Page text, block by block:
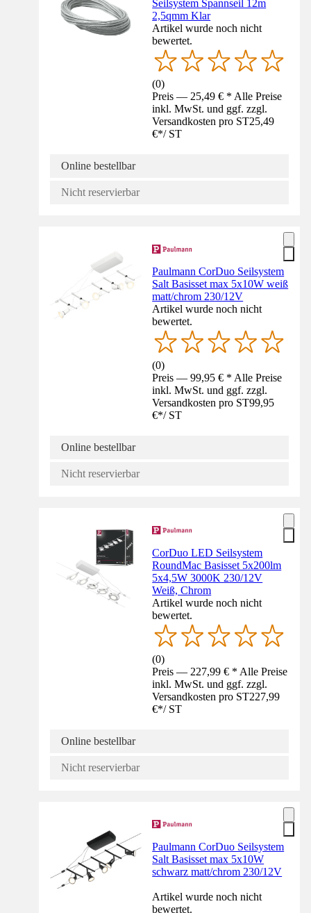
Seilsystem Spannseil 12m
2,5qmm Klar
Artikel wurde noch nicht
bewertet.
(0)
Preis — 25,49 € * Alle Preise
inkl. MwSt. und ggf. zzgl.
Versandkosten pro ST25,49
€*/ ST
Online bestellbar
Nicht reservierbar
Paulmann CorDuo Seilsystem
Salt Basisset max 5x10W weiß
matt/chrom 230/12V
Artikel wurde noch nicht
bewertet.
(0)
Preis — 99,95 € * Alle Preise
inkl. MwSt. und ggf. zzgl.
Versandkosten pro ST99,95
€*/ ST
Online bestellbar
Nicht reservierbar
CorDuo LED Seilsystem
RoundMac Basisset 5x200lm
5x4,5W 3000K 230/12V
Weiß, Chrom
Artikel wurde noch nicht
bewertet.
(0)
Preis — 227,99 € * Alle Preise
inkl. MwSt. und ggf. zzgl.
Versandkosten pro ST227,99
€*/ ST
Online bestellbar
Nicht reservierbar
Paulmann CorDuo Seilsystem
Salt Basisset max 5x10W
schwarz matt/chrom 230/12V
Artikel wurde noch nicht
bewertet.